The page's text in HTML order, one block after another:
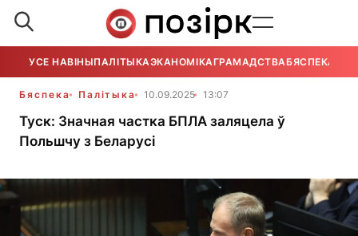
УСЕ НАВІНЫПАЛІТЫКАЭКАНОМІКАГРАМАДСТВАБЯСПЕКА
Бяспека Палітыка 10.09.2025 13:07
Туск: Значная частка БПЛА заляцела ў
Польшчу з Беларусі